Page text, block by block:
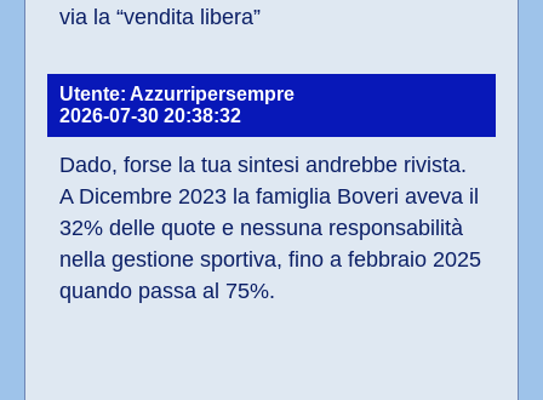
via la “vendita libera”
Utente: Azzurripersempre
2026-07-30 20:38:32
Dado, forse la tua sintesi andrebbe rivista.
A Dicembre 2023 la famiglia Boveri aveva il
32% delle quote e nessuna responsabilità
nella gestione sportiva, fino a febbraio 2025
quando passa al 75%.